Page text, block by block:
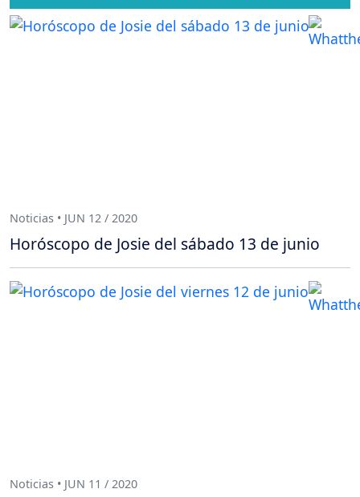
Noticias • JUN 12 / 2020
Horóscopo de Josie del sábado 13 de junio
Noticias • JUN 11 / 2020